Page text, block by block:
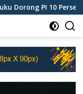
PI 10 Persen Blok